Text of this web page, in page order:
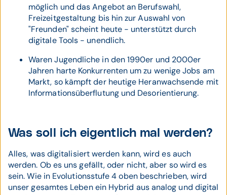
möglich und das Angebot an Berufswahl,
Freizeitgestaltung bis hin zur Auswahl von
"Freunden" scheint heute - unterstützt durch
digitale Tools - unendlich.
Waren Jugendliche in den 1990er und 2000er
Jahren harte Konkurrenten um zu wenige Jobs am
Markt, so kämpft der heutige Heranwachsende mit
Informationsüberflutung und Desorientierung.
Was soll ich eigentlich mal werden?
Alles, was digitalisiert werden kann, wird es auch
werden. Ob es uns gefällt, oder nicht, aber so wird es
sein. Wie in Evolutionsstufe 4 oben beschrieben, wird
unser gesamtes Leben ein Hybrid aus analog und digital